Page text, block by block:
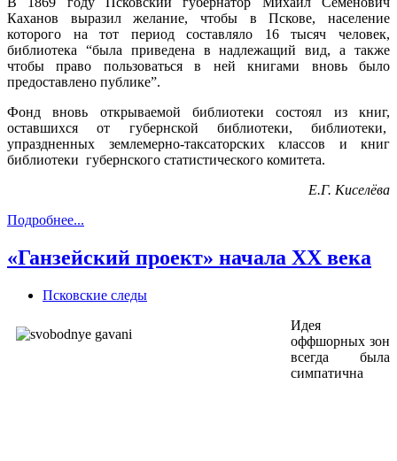
Каханов выразил желание, чтобы в Пскове, население
которого на тот период составляло 16 тысяч человек,
библиотека “была приведена в надлежащий вид, а также
чтобы право пользоваться в ней книгами вновь было
предоставлено публике”.
Фонд вновь открываемой библиотеки состоял из книг,
оставшихся от губернской библиотеки, библиотеки,
упраздненных землемерно-таксаторских классов и книг
библиотеки губернского статистического комитета.
Е.Г. Киселёва
Подробнее...
«Ганзейский проект» начала XX века
Псковские следы
Идея
оффшорных зон
всегда была
симпатична